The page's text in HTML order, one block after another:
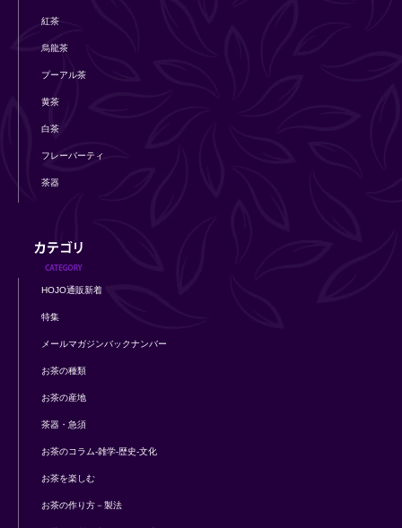
紅茶
烏龍茶
プーアル茶
黄茶
白茶
フレーバーティ
茶器
HOJO通販新着
特集
メールマガジンバックナンバー
お茶の種類
お茶の産地
茶器・急須
お茶のコラム-雑学-歴史-文化
お茶を楽しむ
お茶の作り方－製法